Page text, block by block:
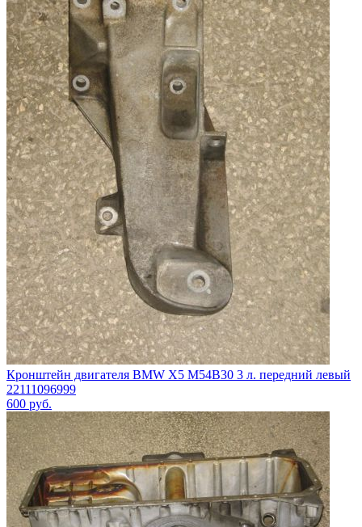
Кронштейн двигателя BMW X5 M54B30 3 л. передний левый
22111096999
600 руб.